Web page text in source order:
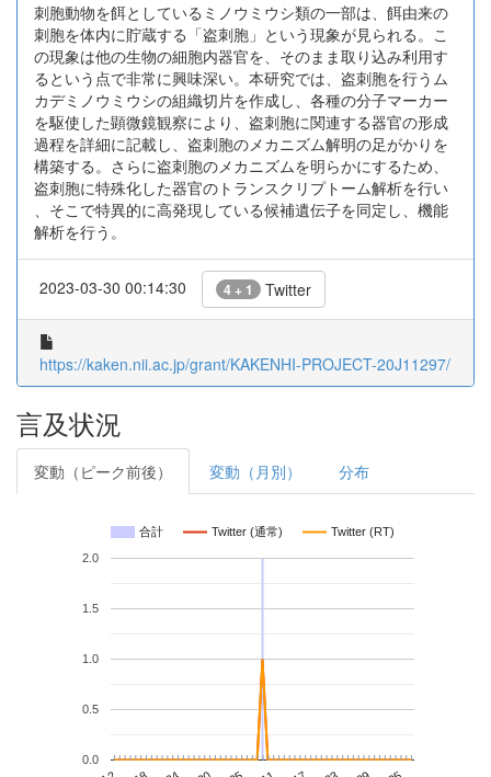
刺胞動物を餌としているミノウミウシ類の一部は、餌由来の
刺胞を体内に貯蔵する「盗刺胞」という現象が見られる。こ
の現象は他の生物の細胞内器官を、そのまま取り込み利用す
るという点で非常に興味深い。本研究では、盗刺胞を行うム
カデミノウミウシの組織切片を作成し、各種の分子マーカー
を駆使した顕微鏡観察により、盗刺胞に関連する器官の形成
過程を詳細に記載し、盗刺胞のメカニズム解明の足がかりを
構築する。さらに盗刺胞のメカニズムを明らかにするため、
盗刺胞に特殊化した器官のトランスクリプトーム解析を行い
、そこで特異的に高発現している候補遺伝子を同定し、機能
解析を行う。
2023-03-30 00:14:30 4 + 1 Twitter
https://kaken.nii.ac.jp/grant/KAKENHI-PROJECT-20J11297/
言及状況
変動（ピーク前後） 変動（月別） 分布
合計 Twitter (通常) Twitter (RT)
0.0
0.5
1.0
1.5
2.0